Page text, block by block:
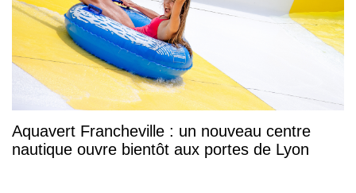
Aquavert Francheville : un nouveau centre
nautique ouvre bientôt aux portes de Lyon